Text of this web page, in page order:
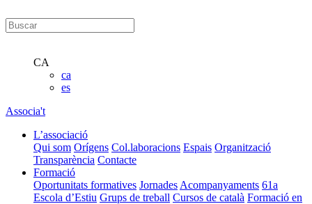
CA
ca
es
Associa't
L’associació
Qui som Orígens Col.laboracions Espais Organització
Transparència Contacte
Formació
Oportunitats formatives Jornades Acompanyaments 61a
Escola d’Estiu Grups de treball Cursos de català Formació en